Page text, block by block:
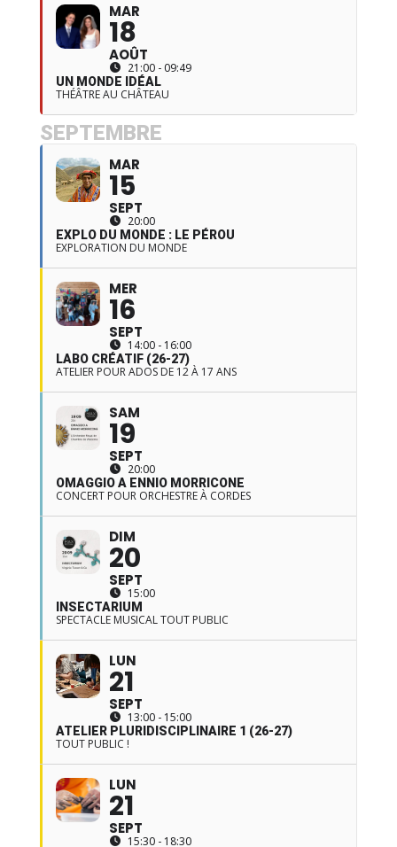
MAR
18
AOÛT
21:00 - 09:49
UN MONDE IDÉAL
THÉÂTRE AU CHÂTEAU
SEPTEMBRE
MAR
15
SEPT
20:00
EXPLO DU MONDE : LE PÉROU
EXPLORATION DU MONDE
MER
16
SEPT
14:00 - 16:00
LABO CRÉATIF (26-27)
ATELIER POUR ADOS DE 12 À 17 ANS
SAM
19
SEPT
20:00
OMAGGIO A ENNIO MORRICONE
CONCERT POUR ORCHESTRE À CORDES
DIM
20
SEPT
15:00
INSECTARIUM
SPECTACLE MUSICAL TOUT PUBLIC
LUN
21
SEPT
13:00 - 15:00
ATELIER PLURIDISCIPLINAIRE 1 (26-27)
TOUT PUBLIC !
LUN
21
SEPT
15:30 - 18:30